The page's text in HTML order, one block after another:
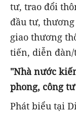
tư, trao đổi
đầu tư,
giao thương
tiến, diễn đàn/
"Nhà nước
phong, công
Phát biểu tại